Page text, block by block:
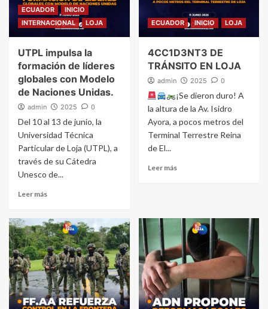
ECUADOR
INICIO
INTERNACIONAL
LOJA
UTPL impulsa la
formación de líderes
globales con Modelo
de Naciones Unidas.
admin 2025 0
Del 10 al 13 de junio, la
Universidad Técnica
Particular de Loja (UTPL), a
través de su Cátedra
Unesco de...
Leer más
ECUADOR INICIO LOJA
4CC1D3NT3 DE
TRÁNSITO EN LOJA
admin 2025 0
¡Se dieron duro! A
la altura de la Av. Isidro
Ayora, a pocos metros del
Terminal Terrestre Reina
de El...
Leer más